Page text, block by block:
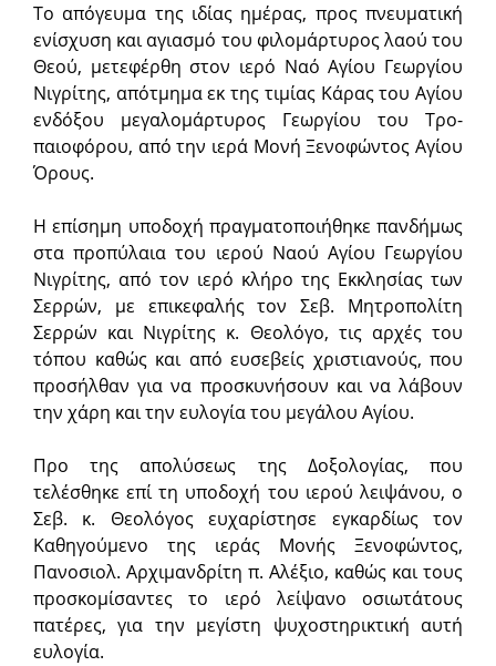
Το απόγευμα της ιδίας ημέρας, προς πνευματική
ενίσχυση και αγιασμό του φιλομάρτυρος λαού του
Θεού, μετεφέρθη στον ιερό Ναό Αγίου Γεωργίου
Νιγρίτης, απότμημα εκ της τιμίας Κάρας του Αγίου
ενδόξου μεγαλο­μάρτυρος Γεωργίου του Τρο­
παιοφόρου, από την ιερά Μονή Ξενοφώντος Αγίου
Όρους.
Η επίση­μη υποδοχή πραγματο­ποιήθηκε πανδήμως
στα προπύ­λαια του ιερού Ναού Αγίου Γεωργίου
Νιγρίτης, από τον ιερό κλήρο της Εκκλησίας των
Σερρών, με επικεφαλής τον Σεβ. Μητροπολίτη
Σερρών και Νιγρίτης κ. Θεολόγο, τις αρχές του
τόπου καθώς και από ευσεβείς χριστιανούς, που
προσήλθαν για να προσκυνήσουν και να λάβουν
την χάρη και την ευλογία του μεγάλου Αγίου.
Προ της απολύσεως της Δοξολογίας, που
τελέσθηκε επί τη υποδοχή του ιερού λειψάνου, ο
Σεβ. κ. Θεολόγος ευχα­ρί­στησε εγκαρδίως τον
Καθηγούμενο της ιεράς Μονής Ξενοφώντος,
Πανοσιολ. Αρχιμανδρίτη π. Αλέξιο, καθώς και τους
προσκομίσαντες το ιερό λείψανο οσιωτάτους
πατέρες, για την μεγίστη ψυχοστηρικτική αυτή
ευλογία.